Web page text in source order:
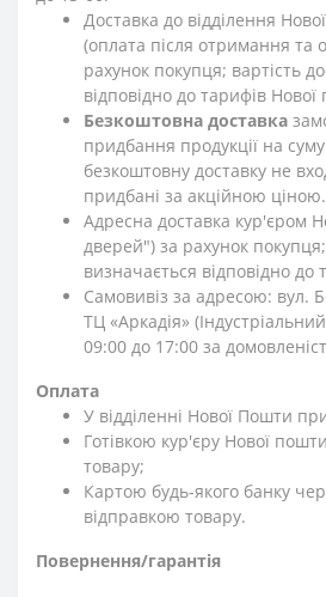
Доставка до відділення
(оплата після отримання та
рахунок покупця; вартість
відповідно до тарифів
Безкоштовна доставка
придбання продукції на суму
безкоштовну доставку не
придбані за акційною ціною.
Адресна доставка кур'єром
дверей") за рахунок
визначається відповідно
Самовивіз за адресою: вул.
ТЦ «Аркадія»
09:00 до 17:00 за
Оплата
У відділенні Нової Пошти
Готівкою кур'єру Нової
товару;
Картою будь-якого банку
відправкою товару.
Повернення/гарантія